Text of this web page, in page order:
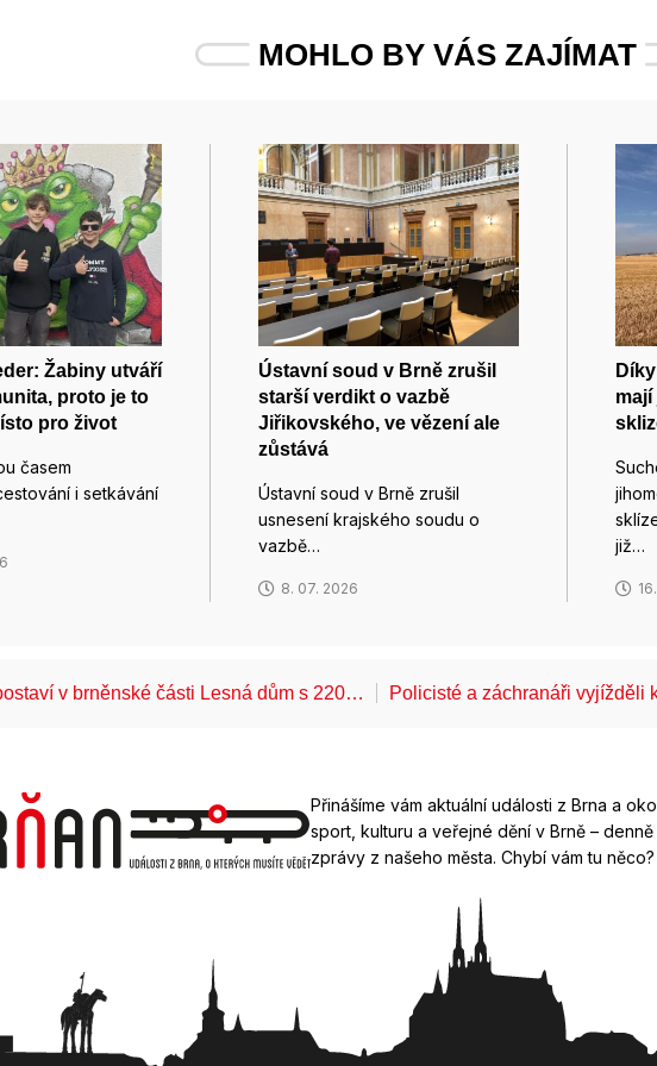
MOHLO BY VÁS ZAJÍMAT
Žabiny utváří
proto je to
pro život
časem
i setkávání
Ústavní soud v Brně zrušil
starší verdikt o vazbě
Jiřikovského, ve vězení ale
zůstává
Ústavní soud v Brně zrušil
usnesení krajského soudu o
vazbě…
8. 07. 2026
již…
v brněnské části Lesná dům s 220… Policisté a záchranáři vyjížděli
Přinášíme vám aktuální události z Brna a
sport, kulturu a veřejné dění v Brně –
zprávy z našeho města. Chybí vám tu něco?